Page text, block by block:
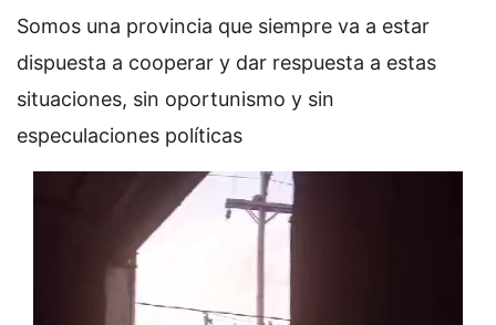
Somos una provincia que siempre va a estar
dispuesta a cooperar y dar respuesta a estas
situaciones, sin oportunismo y sin
especulaciones políticas